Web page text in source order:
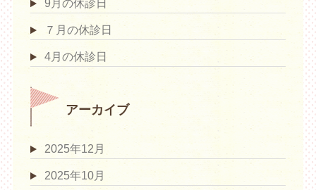
9月の休診日
７月の休診日
4月の休診日
アーカイブ
2025年12月
2025年10月